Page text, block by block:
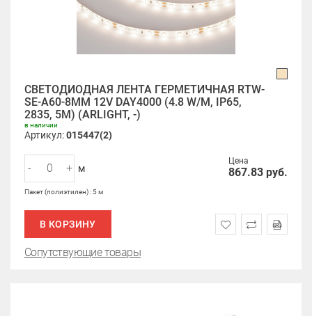
СВЕТОДИОДНАЯ ЛЕНТА ГЕРМЕТИЧНАЯ RTW-
SE-A60-8MM 12V DAY4000 (4.8 W/M, IP65,
2835, 5M) (ARLIGHT, -)
в наличии
Артикул:015447(2)
Цена
867.83 руб.
- + м
Пакет (полиэтилен) : 5 м
В КОРЗИНУ
Сопутствующие товары